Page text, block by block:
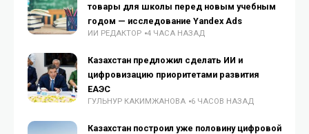
товары для школы перед новым учебным
годом — исследование Yandex Ads
ИИ РЕДАКТОР 4 ЧАСА НАЗАД
Казахстан предложил сделать ИИ и
цифровизацию приоритетами развития
ЕАЭС
ГУЛЬНУР КАКИМЖАНОВА 6 ЧАСОВ НАЗАД
Казахстан построил уже половину цифровой